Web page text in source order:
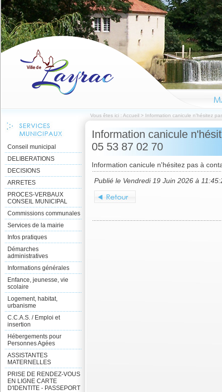
Vous êtes ici : Accueil > Information canicule n'hésitez
Conseil municipal
DELIBERATIONS
DECISIONS
ARRETES
PROCES-VERBAUX
CONSEIL MUNICIPAL
Commissions communales
Services de la mairie
Infos pratiques
Démarches
administratives
Informations générales
Enfance, jeunesse, vie
scolaire
Logement, habitat,
urbanisme
C.C.A.S. / Emploi et
insertion
Hébergements pour
Personnes Agées
ASSISTANTES
MATERNELLES
PRISE DE RENDEZ-VOUS
EN LIGNE CARTE
D'IDENTITE - PASSEPORT
Information canicule
05 53 87 02 70
Information canicule n'hésitez pas à
Publié le Vendredi 19 Juin 2026 à